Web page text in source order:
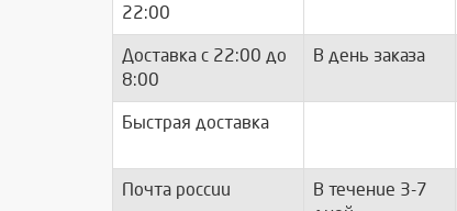
22:00
Доставка с 22:00 до
8:00
В день заказа
Быстрая доставка
Почта россии
В течение 3-7